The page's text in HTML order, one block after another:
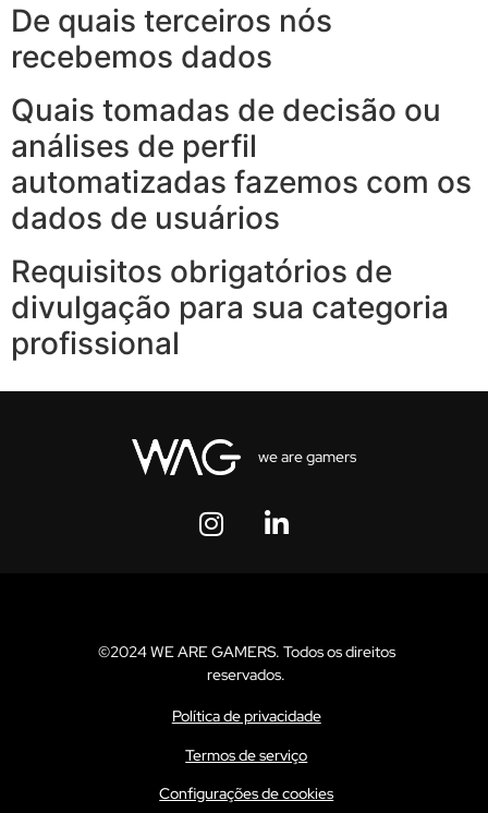
De quais terceiros nós
recebemos dados
Quais tomadas de decisão ou
análises de perfil
automatizadas fazemos com os
dados de usuários
Requisitos obrigatórios de
divulgação para sua categoria
profissional
we are gamers
©2024 WE ARE GAMERS. Todos os direitos
reservados.
Política de privacidade
Termos de serviço
Configurações de cookies